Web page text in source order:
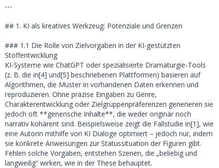
---
## 1. KI als kreatives Werkzeug: Potenziale und Grenzen
### 1.1 Die Rolle von Zielvorgaben in der KI-gestützten
Stoffentwicklung
KI-Systeme wie ChatGPT oder spezialisierte Dramaturgie-Tools
(z. B. die in[4] und[5] beschriebenen Plattformen) basieren auf
Algorithmen, die Muster in vorhandenen Daten erkennen und
reproduzieren. Ohne präzise Eingaben zu Genre,
Charakterentwicklung oder Zielgruppenpräferenzen generieren sie
jedoch oft **generische Inhalte**, die weder originär noch
narrativ kohärent sind. Beispielsweise zeigt die Fallstudie in[1], wie
eine Autorin mithilfe von KI Dialoge optimiert – jedoch nur, indem
sie konkrete Anweisungen zur Statussituation der Figuren gibt.
Fehlen solche Vorgaben, entstehen Szenen, die „beliebig und
langweilig“ wirken, wie in der These behauptet.